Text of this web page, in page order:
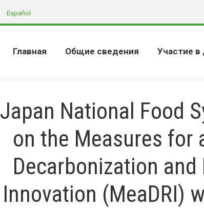
Español
Главная Общие сведения Участие в
Japan National Food
on the Measures for
Decarbonization
Innovation (MeaDRI)